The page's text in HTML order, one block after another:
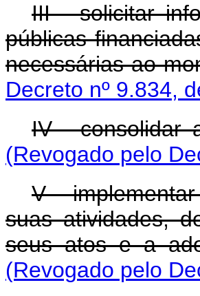
III - solicitar
públicas
necessárias ao
Decreto nº 9.834,
IV - consolidar
(Revogado pelo
V -
suas atividades,
seus atos e a
(Revogado pelo